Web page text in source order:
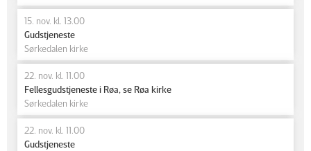
15. nov. kl. 13.00
Gudstjeneste
Sørkedalen kirke
22. nov. kl. 11.00
Fellesgudstjeneste i Røa, se Røa kirke
Sørkedalen kirke
22. nov. kl. 11.00
Gudstjeneste